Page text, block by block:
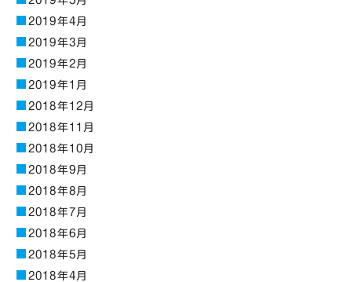
2019年4月
2019年3月
2019年2月
2019年1月
2018年12月
2018年11月
2018年10月
2018年9月
2018年8月
2018年7月
2018年6月
2018年5月
2018年4月